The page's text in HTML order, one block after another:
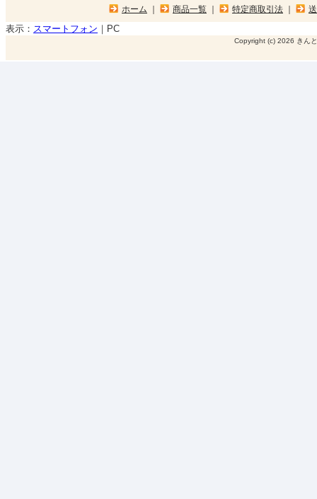
ホーム ｜ 商品一覧 ｜ 特定商取引法 ｜
表示： スマートフォン ｜ PC
Copyright (c) 2026 きん